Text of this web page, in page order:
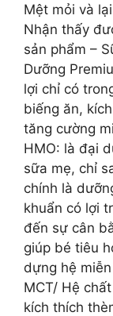
Mệt mỏi và
Nhận thấy
sản phẩm –
Dưỡng
lợi chỉ có
biếng ăn,
tăng cường
HMO: là đại
sữa mẹ, chỉ
chính là
khuẩn có lợi
đến sự cân
giúp bé tiêu
dựng hệ
MCT/ Hệ
kích thích